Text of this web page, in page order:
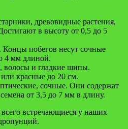
древовидные растения,
в высоту от 0,5 до 5
побегов несут сочные
4 мм длиной.
и гладкие шипы.
красные до 20 см.
сочные. Они содержат
от 3,5 до 7 мм в длину.
встречающиеся у наших